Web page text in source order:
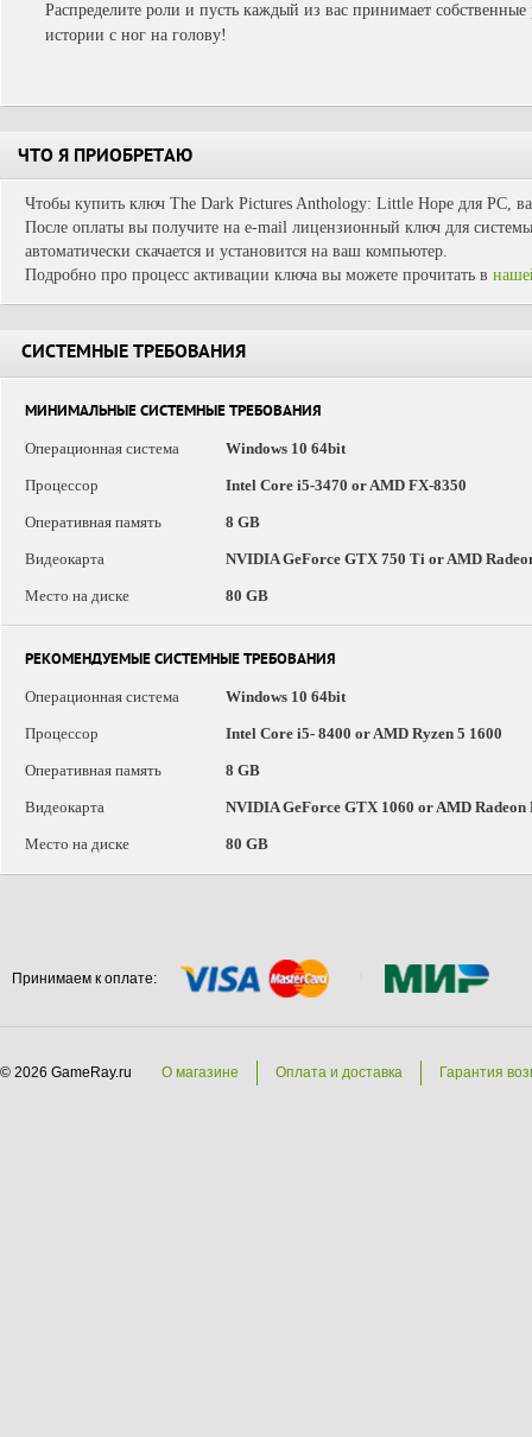
Распределите роли и пусть каждый из вас принимает
истории с ног на голову!
ЧТО Я ПРИОБРЕТАЮ
Чтобы купить ключ The Dark Pictures Anthology: Little Hope для PC,
После оплаты вы получите на e-mail лицензионный ключ для
автоматически скачается и установится на ваш компьютер.
Подробно про процесс активации ключа вы можете прочитать в
СИСТЕМНЫЕ ТРЕБОВАНИЯ
МИНИМАЛЬНЫЕ СИСТЕМНЫЕ ТРЕБОВАНИЯ
Операционная система
Windows 10 64bit
Процессор Intel Core i5-3470 or AMD FX-8350
Оперативная память 8 GB
Видеокарта NVIDIA GeForce GTX 750 Ti or AMD
Место на диске 80 GB
РЕКОМЕНДУЕМЫЕ СИСТЕМНЫЕ ТРЕБОВАНИЯ
Операционная система
Windows 10 64bit
Процессор Intel Core i5- 8400 or AMD Ryzen 5 1600
Оперативная память 8 GB
Видеокарта NVIDIA GeForce GTX 1060 or AMD Radeon
Место на диске 80 GB
Принимаем к оплате:
© 2026 GameRay.ru О магазине Оплата и доставка Гарантия